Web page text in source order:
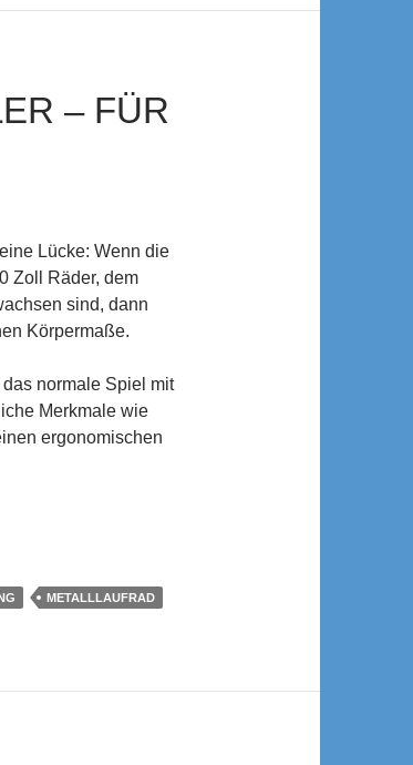
– FÜR
Lücke: Wenn die
Zoll Räder, dem
sind, dann
Körpermaße.
das normale Spiel mit
Merkmale wie
ergonomischen
geeignet
METALLLAUFRAD